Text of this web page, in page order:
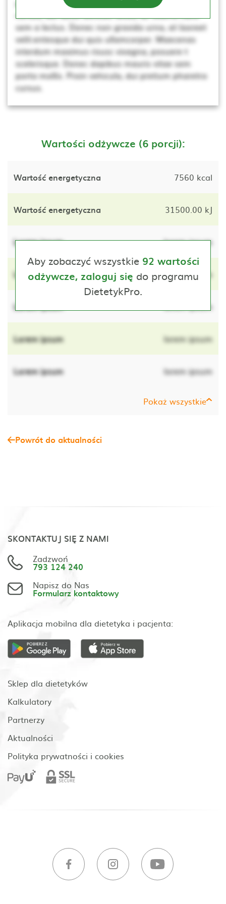
porta mollis. Proin vehicula, dui pretium pharetra
sem a lectus. Donec non gravida urna, at laoreet
velit.entesque dui quis ullamcorper. Maecenas
interdum maximus risusc vivagna, posuere t
scelerisque. Donec dapibus mauris vitae sem
porta mollis. Proin vehicula, dui pretium pharetra
cursus.
Wartości odżywcze (6 porcji):
Wartość energetyczna 7560 kcal
Wartość energetyczna 31500.00 kJ
Lorem ipsum lorem ipsum
Lorem ipsum lorem ipsum
Lorem ipsum lorem ipsum
Lorem ipsum lorem ipsum
Lorem ipsum lorem ipsum
Pokaż wszystkie
Aby zobaczyć wszystkie 92 wartości
odżywcze, zaloguj się do programu
DietetykPro.
Powrót do aktualności
SKONTAKTUJ SIĘ Z NAMI
Zadzwoń
793 124 240
Napisz do Nas
Formularz kontaktowy
Aplikacja mobilna dla dietetyka i pacjenta:
Sklep dla dietetyków
Kalkulatory
Partnerzy
Aktualności
Polityka prywatności i cookies